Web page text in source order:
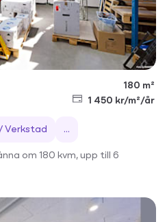
180 m²
1 450 kr/m²/år
Verkstad ...
om 180 kvm, upp till 6